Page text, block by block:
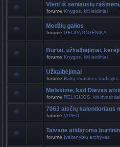
Vieni iš seniausių
forume Knygos. kiti leidiniai
Medžių galios
forume GEOPATOGENIKA
Burtai, užkalbėjimai,
forume Knygos. kiti leidiniai
Užkalbėjimai
forume Baltų dvasinės
Melskime, kad Dievas
forume RELIGIJOS, kiti
7063 aisčių kalendoriaus
forume VIDEO
Taivane atidaroma
forume Įvairenybių archyvas